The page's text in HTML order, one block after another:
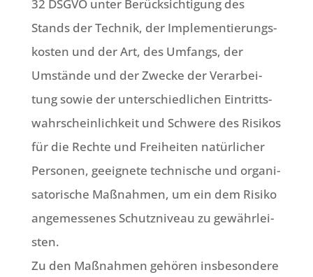
32 DSGVO unter Berück­sich­ti­gung des
Stands der Tech­nik, der Imple­men­tie­rungs­
ko­sten und der Art, des Umfangs, der
Umstän­de und der Zwecke der Ver­ar­bei­
tung sowie der unter­schied­li­chen Ein­tritts­
wahr­schein­lich­keit und Schwe­re des Risi­kos
für die Rech­te und Frei­hei­ten natür­li­cher
Per­so­nen, geeig­ne­te tech­ni­sche und orga­ni­
sa­to­ri­sche Maß­nah­men, um ein dem Risi­ko
ange­mes­se­nes Schutz­ni­veau zu gewähr­lei­
sten.
Zu den Maß­nah­men gehö­ren ins­be­son­de­re